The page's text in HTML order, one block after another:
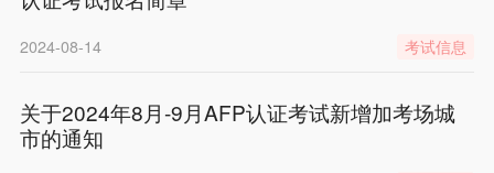
2024-08-14 考试信息
关于2024年8月-9月AFP认证考试新增加考场城
市的通知